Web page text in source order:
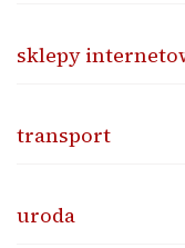
sklepy
transport
uroda